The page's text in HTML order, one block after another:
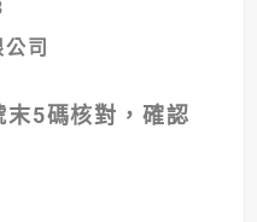
司
末5碼核對，確認